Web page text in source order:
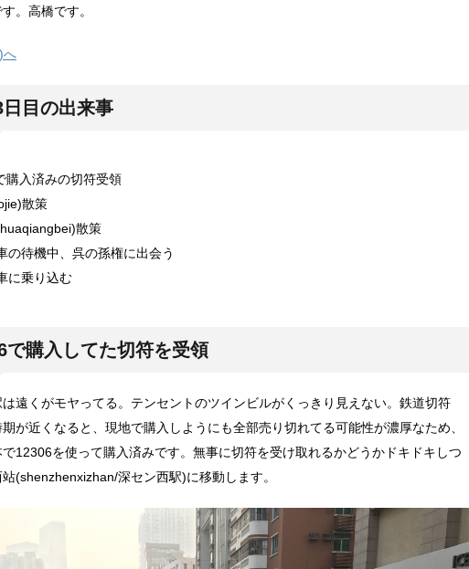
。高橋です。
へ
目の出来事
購入済みの切符受領
散策
散策
の待機中、呉の孫権に出会う
に乗り込む
で購入してた切符を受領
遠くがモヤってる。テンセントのツインビルがくっきり見えない。鉄道切符
が近くなると、現地で購入しようにも全部売り切れてる可能性が濃厚なため、
12306を使って購入済みです。無事に切符を受け取れるかどうかドキドキしつ
(shenzhenxizhan/深セン西駅)に移動します。